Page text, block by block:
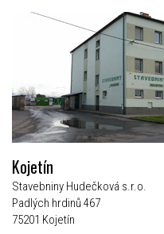
Kojetín
Stavebniny Hudečková s.r.o.
Padlých hrdinů 467
75201 Kojetín